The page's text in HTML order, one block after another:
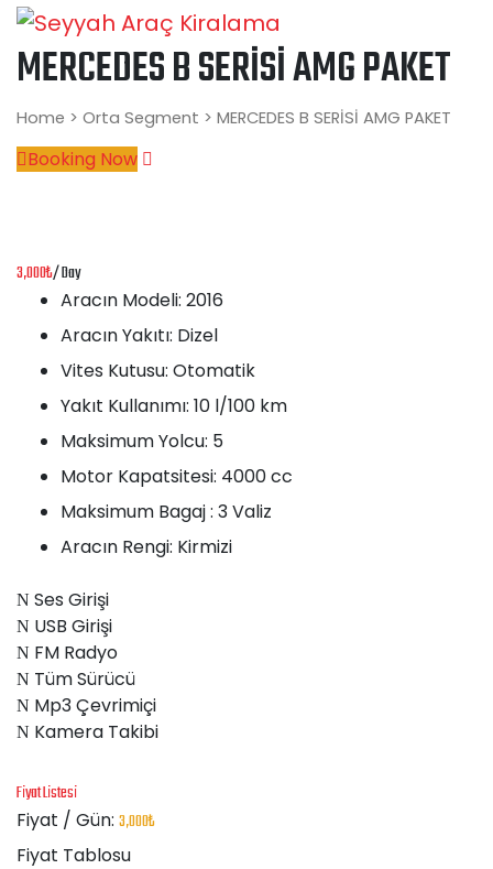
MERCEDES B SERİSİ AMG PAKET
Home > Orta Segment > MERCEDES B SERİSİ AMG PAKET
Booking Now
3,000₺/ Day
Aracın Modeli: 2016
Aracın Yakıtı: Dizel
Vites Kutusu: Otomatik
Yakıt Kullanımı: 10 l/100 km
Maksimum Yolcu: 5
Motor Kapatsitesi: 4000 cc
Maksimum Bagaj : 3 Valiz
Aracın Rengi: Kirmizi
Ses Girişi
USB Girişi
FM Radyo
Tüm Sürücü
Mp3 Çevrimiçi
Kamera Takibi
Fiyat Listesi
Fiyat / Gün: 3,000₺
Fiyat Tablosu